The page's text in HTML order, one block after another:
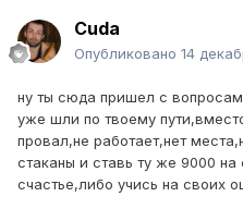
Cuda
Опубликовано 14
ну ты сюда пришел с
уже шли по твоему
провал,не работает,нет
стаканы и ставь ту же 9000 на
счастье,либо учись на своих